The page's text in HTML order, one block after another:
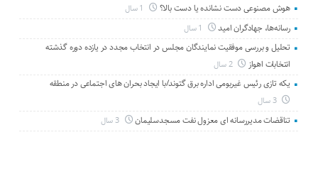
هوش مصنوعی دست نشانده یا دست بالا؟
رسانه‌ها، جهادگران امید
تحلیل و بررسی موفقیت نمایندگان مجلس در انتخاب مجدد در یازده دوره گذشته
انتخابات اهواز
2 سال
یکه تازی رئیس غیربومی اداره برق گتوند/با ایجاد بحران های اجتماعی در منطقه
3 سال
تناقضات مدیررسانه ای معزول نفت مسجدسلیمان 3 سال